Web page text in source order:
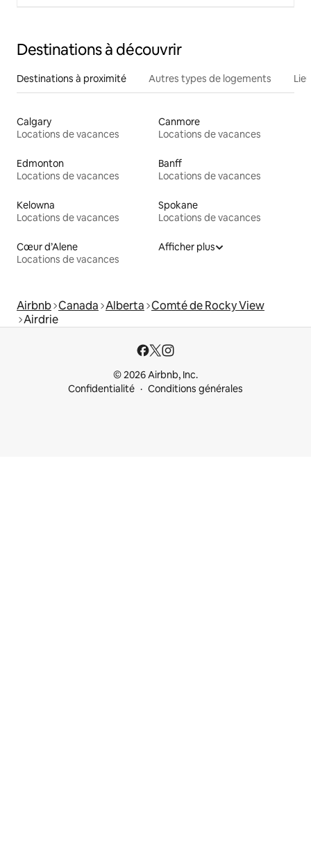
Destinations à découvrir
Destinations à proximité Autres types de logements
Calgary
Locations de vacances
Canmore
Locations de vacances
Edmonton
Locations de vacances
Banff
Locations de vacances
Kelowna
Locations de vacances
Spokane
Locations de vacances
Cœur d’Alene
Locations de vacances
Afficher plus
Airbnb Canada Alberta Comté de Rocky View
Airdrie
© 2026 Airbnb, Inc.
Confidentialité
Conditions générales